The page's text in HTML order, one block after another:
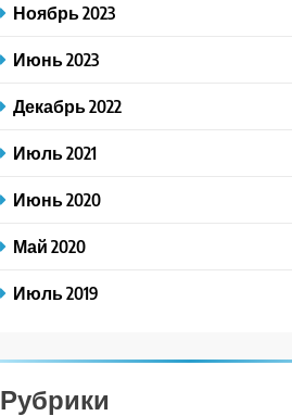
Ноябрь 2023
Июнь 2023
Декабрь 2022
Июль 2021
Июнь 2020
Май 2020
Июль 2019
Рубрики